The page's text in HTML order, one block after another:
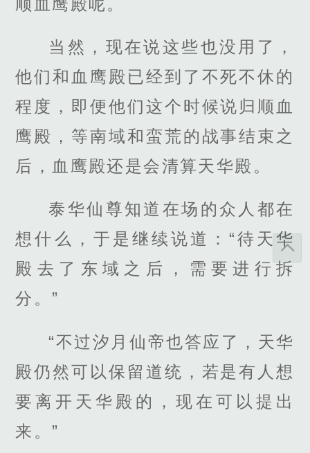
顺血鹰殿呢。
当然，现在说这些也没用了，
他们和血鹰殿已经到了不死不休的
程度，即便他们这个时候说归顺血
鹰殿，等南域和蛮荒的战事结束之
后，血鹰殿还是会清算天华殿。
泰华仙尊知道在场的众人都在
想什么，于是继续说道：“待天华
殿去了东域之后，需要进行拆
分。”
“不过汐月仙帝也答应了，天华
殿仍然可以保留道统，若是有人想
要离开天华殿的，现在可以提出
来。”